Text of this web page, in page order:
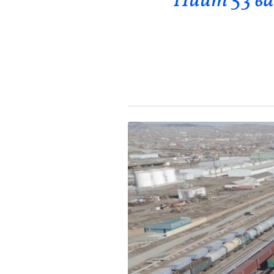
Эрүүл Мэнд
Энтертайнмент
Эрэн Сурвалжилга